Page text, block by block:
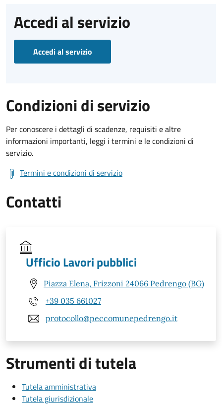
Accedi al servizio
Accedi al servizio
Condizioni di servizio
Per conoscere i dettagli di scadenze, requisiti e altre
informazioni importanti, leggi i termini e le condizioni di
servizio.
Termini e condizioni di servizio
Contatti
Ufficio Lavori pubblici
Piazza Elena, Frizzoni 24066 Pedrengo (BG)
+39 035 661027
protocollo@peccomunepedrengo.it
Strumenti di tutela
Tutela amministrativa
Tutela giurisdizionale